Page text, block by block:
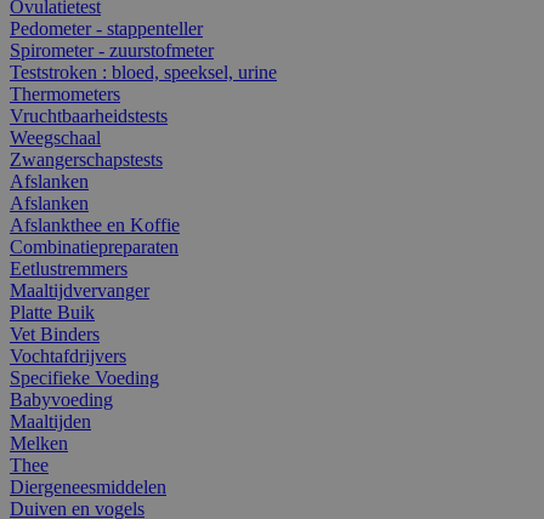
Ovulatietest
Pedometer - stappenteller
Spirometer - zuurstofmeter
Teststroken : bloed, speeksel, urine
Thermometers
Vruchtbaarheidstests
Weegschaal
Zwangerschapstests
Afslanken
Afslanken
Afslankthee en Koffie
Combinatiepreparaten
Eetlustremmers
Maaltijdvervanger
Platte Buik
Vet Binders
Vochtafdrijvers
Specifieke Voeding
Babyvoeding
Maaltijden
Melken
Thee
Diergeneesmiddelen
Duiven en vogels